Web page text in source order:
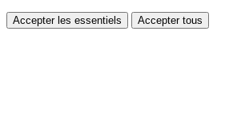
Accepter les essentiels Accepter tous